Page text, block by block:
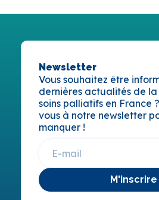
Newsletter
Vous souhaitez être
dernières actualités de la
soins palliatifs en France
vous à notre newsletter
manquer !
M'inscrire